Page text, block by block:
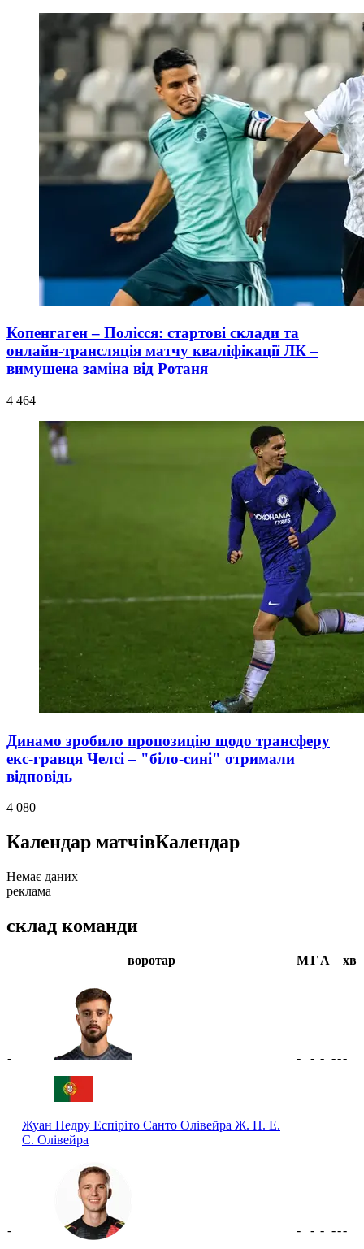
Копенгаген – Полісся: стартові склади та
онлайн-трансляція матчу кваліфікації ЛК –
вимушена заміна від Ротаня
4 464
Динамо зробило пропозицію щодо трансферу
екс-гравця Челсі – "біло-сині" отримали
відповідь
4 080
Календар матчівКалендар
Немає даних
реклама
склад команди
воротар МГА хв
-
Жуан Педру Еспіріто Санто Олівейра Ж. П. Е.
С. Олівейра
- - - ---
- - - - ---